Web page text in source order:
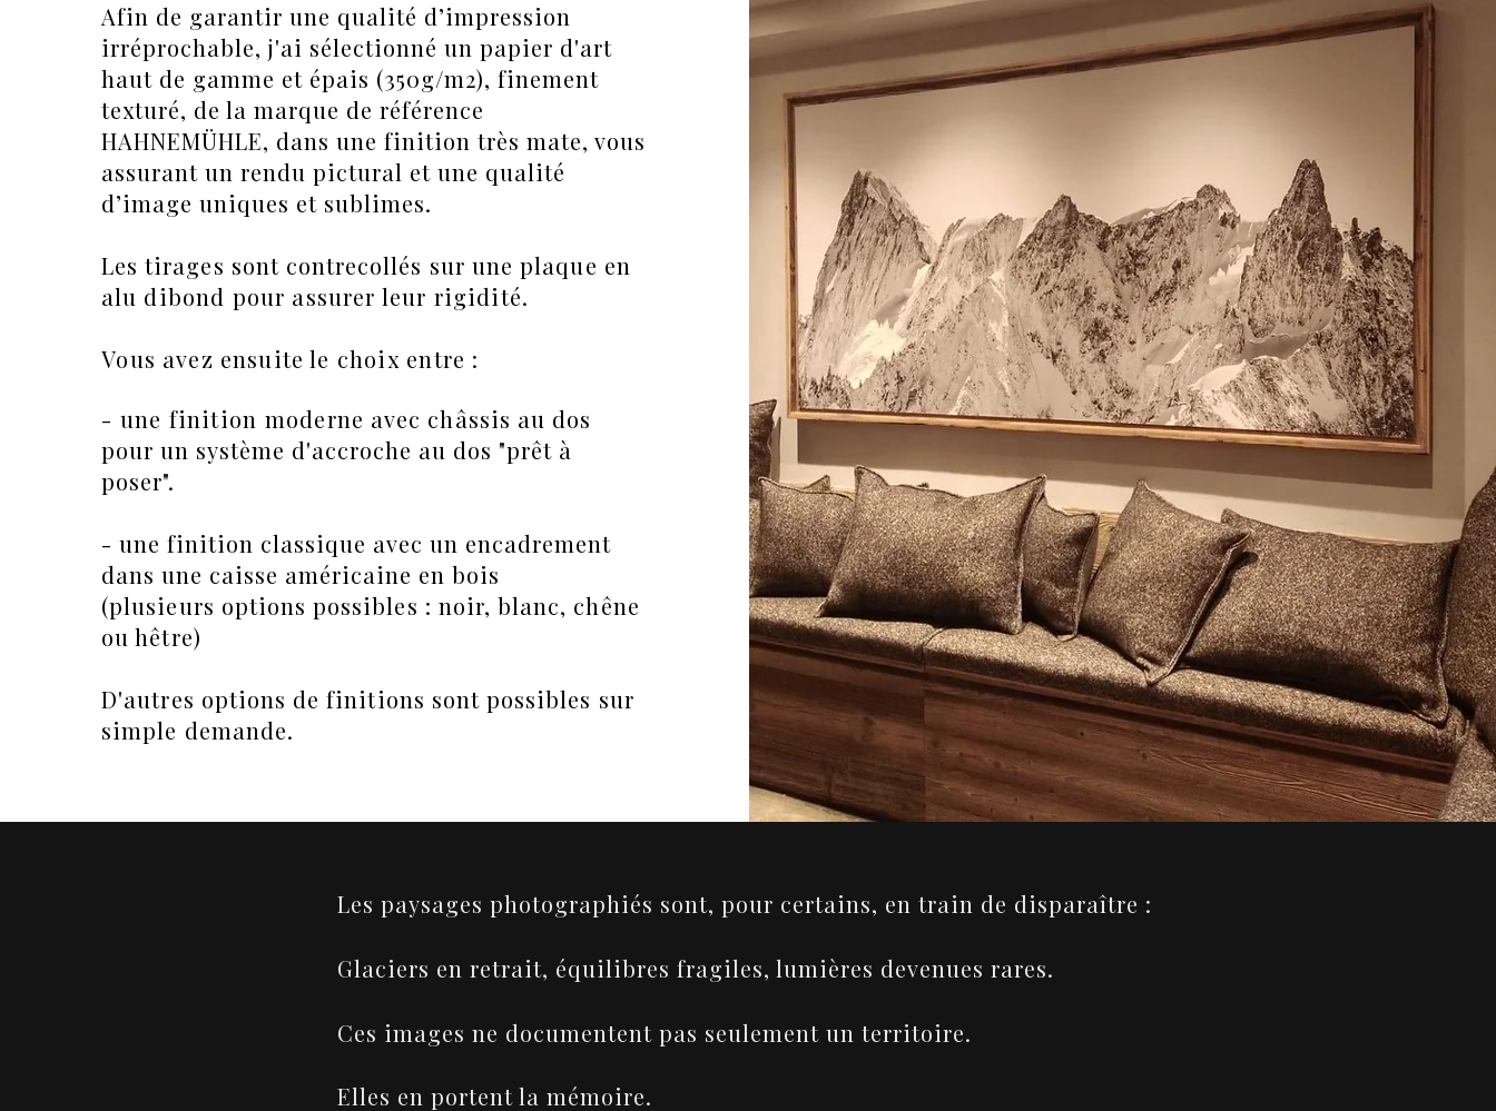
Afin de garantir une qualité d’impression
irréprochable, j'ai sélectionné un papier d'art
haut de gamme et épais (350g/m2), finement
texturé, de la marque de référence
HAHNEMÜHLE, dans une finition très mate, vous
assurant un rendu pictural et une qualité
d’image uniques et sublimes.
Lestirages sont contrecollés sur une plaque en
alu dibond pour assurer leur rigidité.
Vous avez ensuite le choix entre :
- une finition moderne avec châssis au dos
pour un système d'accroche au dos "prêt à
poser".
- une finition classique avec un encadrement
dans une caisse américaine en bois
(plusieurs options possibles : noir, blanc, chêne
ou hêtre)
D'autres options de finitions sont possibles sur
simple demande.
Les paysages photographiés sont, pour certains, en train de disparaître :
Glaciers en retrait, équilibres fragiles, lumières devenues rares.
Ces images ne documentent pas seulement un territoire.
Elles en portent la mémoire.